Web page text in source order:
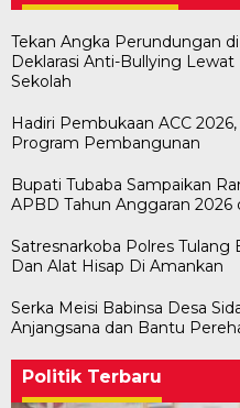
Tekan Angka Perundungan
Deklarasi Anti-Bullying
Sekolah
Hadiri Pembukaan ACC
Program Pembangunan
Bupati Tubaba Sampaikan
APBD Tahun Anggaran
Satresnarkoba Polres Tulang
Dan Alat Hisap Di Amankan
Serka Meisi Babinsa Desa
Anjangsana dan Bantu
Politik Terbaru